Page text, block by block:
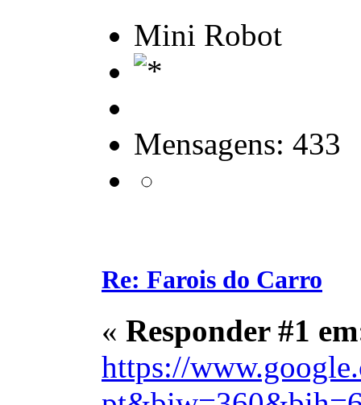
Mini Robot
Mensagens: 433
Re: Farois do Carro
« Responder #1
https://